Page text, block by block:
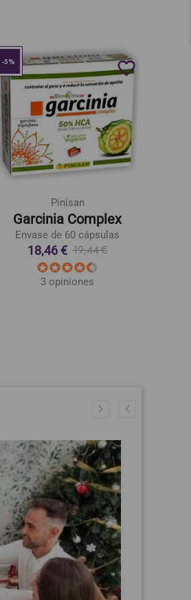
-5%
Pinisan
Garcinia Complex
Envase de 60 cápsulas
18,46 € 19,44 €
3 opiniones
favorite_border